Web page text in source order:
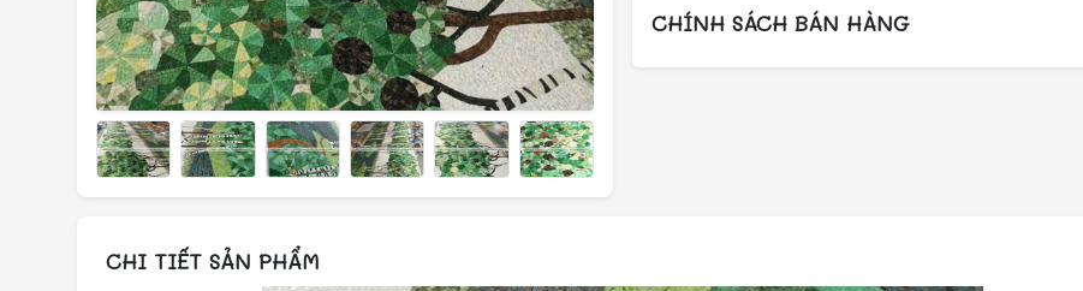
CHÍNH SÁCH BÁN HÀNG
CHI TIẾT SẢN PHẨM